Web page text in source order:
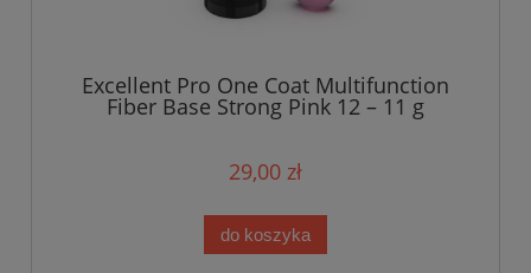
Excellent Pro One Coat Multifunction
Fiber Base Strong Pink 12 – 11 g
29,00 zł
do koszyka